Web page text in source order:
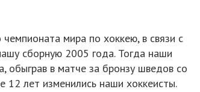
мира по хоккею, в связи с
сборную 2005 года. Тогда наши
обыграв в матче за бронзу шведов со
12 лет изменились наши хоккеисты.